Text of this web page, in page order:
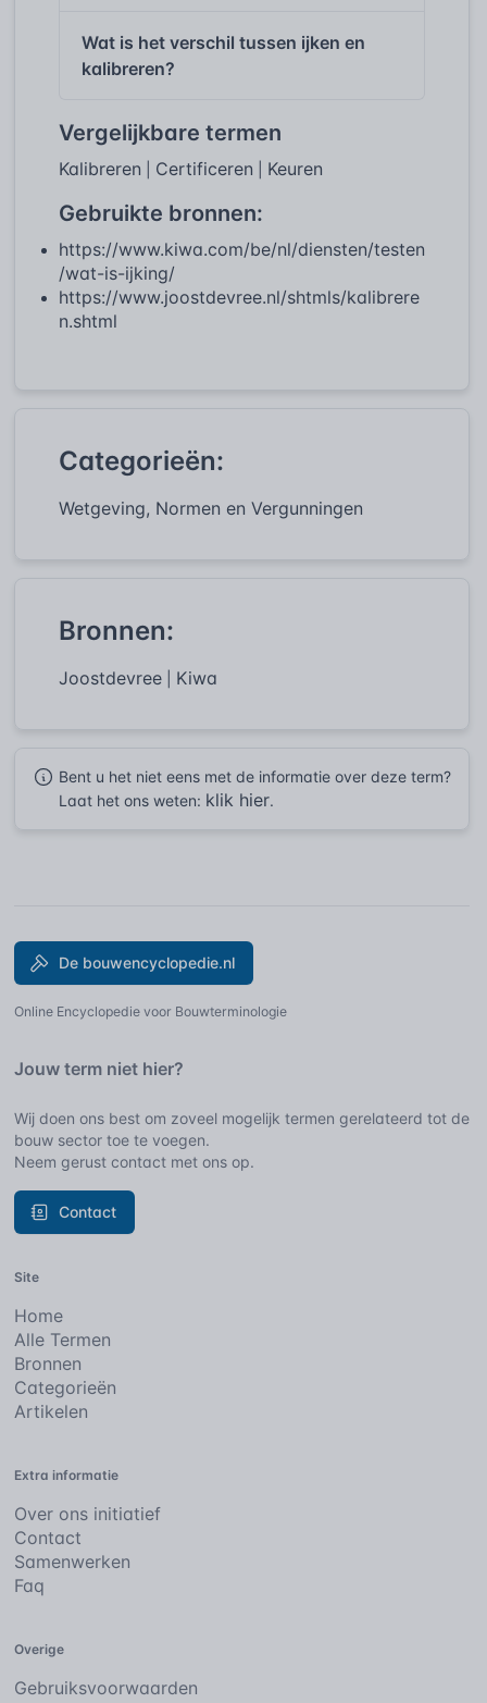
Wat is het verschil tussen ijken en
kalibreren?
Vergelijkbare termen
Kalibreren Certificeren Keuren
Gebruikte bronnen:
https://www.kiwa.com/be/nl/diensten/testen
/wat-is-ijking/
https://www.joostdevree.nl/shtmls/kalibrere
n.shtml
Categorieën:
Wetgeving, Normen en Vergunningen
Bronnen:
Joostdevree Kiwa
Bent u het niet eens met de informatie over deze term?
Laat het ons weten: klik hier.
De bouwencyclopedie.nl
Online Encyclopedie voor Bouwterminologie
Jouw term niet hier?
Wij doen ons best om zoveel mogelijk termen gerelateerd tot de
bouw sector toe te voegen.
Neem gerust contact met ons op.
Contact
Site
Home
Alle Termen
Bronnen
Categorieën
Artikelen
Extra informatie
Over ons initiatief
Contact
Samenwerken
Faq
Overige
Gebruiksvoorwaarden